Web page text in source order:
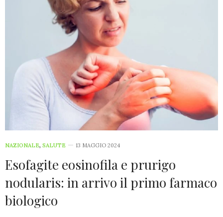
NAZIONALE, SALUTE 13 MAGGIO 2024
Esofagite eosinofila e prurigo
nodularis: in arrivo il primo farmaco
biologico